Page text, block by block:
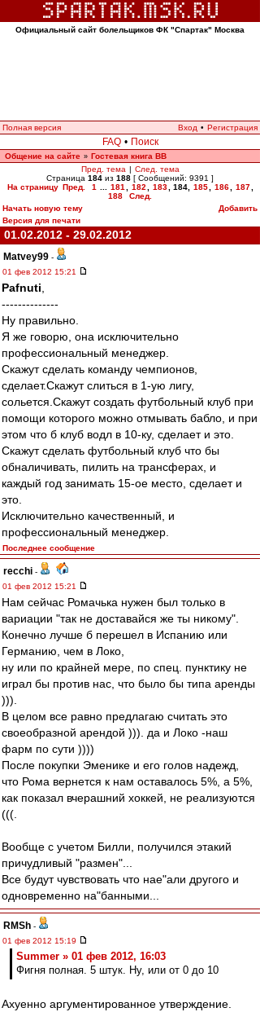
Официальный сайт болельщиков ФК "Спартак" Москва
Полная версия Вход • Регистрация
FAQ • Поиск
Общение на сайте » Гостевая книга ВВ
Пред. тема | След. тема
Страница 184 из 188 [ Сообщений: 9391 ]
На страницу Пред. 1 181 182 183 184 185 186 187
188
След.
Начать новую тему
Добавить
Версия для печати
01.02.2012 - 29.02.2012
Matvey99 -
01 фев 2012 15:21
Pafnuti
--------------
Ну правильно.
Я же говорю, она исключительно
профессиональный менеджер.
Скажут сделать команду чемпионов,
сделает.Скажут слиться в 1-ую лигу,
сольется.Скажут создать футбольный клуб при
помощи которого можно отмывать бабло, и при
этом что б клуб водл в 10-ку, сделает и это.
Скажут сделать футбольный клуб что бы
обналичивать, пилить на трансферах, и
каждый год занимать 15-ое место, сделает и
это.
Исключительно качественный, и
профессиональный менеджер.
Последнее сообщение
recchi -
01 фев 2012 15:21
Нам сейчас Ромачька нужен был только в
вариации "так не доставайся же ты никому".
Конечно лучше б перешел в Испанию или
Германию, чем в Локо,
ну или по крайней мере, по спец. пунктику не
играл бы против нас, что было бы типа аренды
))).
В целом все равно предлагаю считать это
своеобразной арендой ))). да и Локо -наш
фарм по сути ))))
После покупки Эменике и его голов надежд,
что Рома вернется к нам оставалось 5%, а 5%,
как показал вчерашний хоккей, не реализуются
(((.
Вообще с учетом Билли, получился этакий
причудливый "размен"...
Все будут чувствовать что нае"али другого и
одновременно на"банными...
RMSh -
01 фев 2012 15:19
Summer » 01 фев 2012, 16:03
Фигня полная. 5 штук. Ну, или от 0 до 10
Ахуенно аргументированное утверждение.